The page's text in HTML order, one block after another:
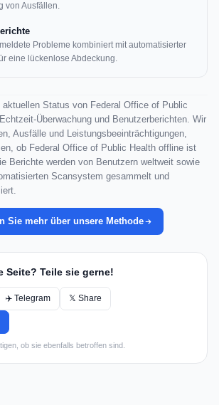
von Ausfällen.
Probleme kombiniert mit automatisierter
eine lückenlose Abdeckung.
aktuellen Status von Federal Office of Public
Überwachung und Benutzerberichten. Wir
Ausfälle und Leistungsbeeinträchtigungen,
ob Federal Office of Public Health offline ist
Berichte werden von Benutzern weltweit sowie
Scansystem gesammelt und
Sie mehr über unsere Methode
Seite? Teile sie gerne!
✈️ Telegram 𝕏 Share
ob sie ebenfalls betroffen sind.